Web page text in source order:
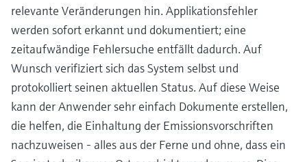
relevante Veränderungen hin. Applikationsfehler
werden sofort erkannt und dokumentiert; eine
zeitaufwändige Fehlersuche entfällt dadurch. Auf
Wunsch verifiziert sich das System selbst und
protokolliert seinen aktuellen Status. Auf diese Weise
kann der Anwender sehr einfach Dokumente erstellen,
die helfen, die Einhaltung der Emissionsvorschriften
nachzuweisen - alles aus der Ferne und ohne, dass ein